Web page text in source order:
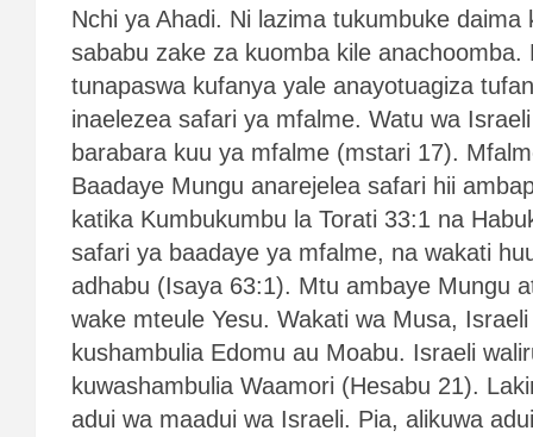
Nchi ya Ahadi. Ni lazima tukumbuke daima
sababu zake za kuomba kile anachoomba.
tunapaswa kufanya yale anayotuagiza
inaelezea safari ya mfalme. Watu wa
barabara kuu ya mfalme (mstari 17).
Baadaye Mungu anarejelea safari hii
katika Kumbukumbu la Torati 33:1 na
safari ya baadaye ya mfalme, na wakati
adhabu (Isaya 63:1). Mtu ambaye Mungu
wake mteule Yesu. Wakati wa Musa,
kushambulia Edomu au Moabu. Israeli
kuwashambulia Waamori (Hesabu 21).
adui wa maadui wa Israeli. Pia, alikuwa